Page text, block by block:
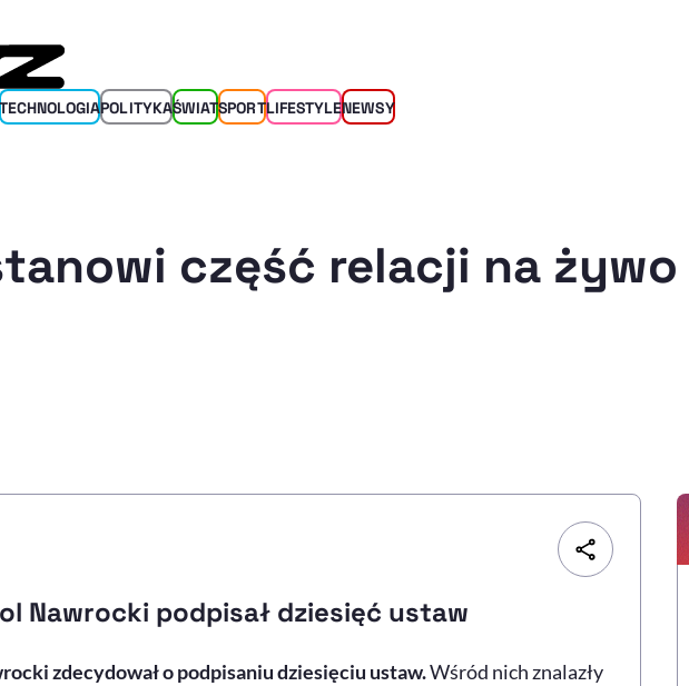
TECHNOLOGIAPOLITYKAŚWIATSPORTLIFESTYLENEWSY
część relacji na
Nawrocki podpisał dziesięć ustaw
zdecydował o podpisaniu dziesięciu ustaw.Wśród nich znalazły